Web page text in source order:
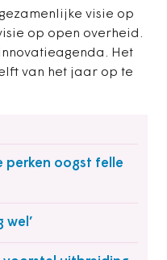
visie op
op open overheid.
Het
van het jaar op te
perken oogst felle
wel’